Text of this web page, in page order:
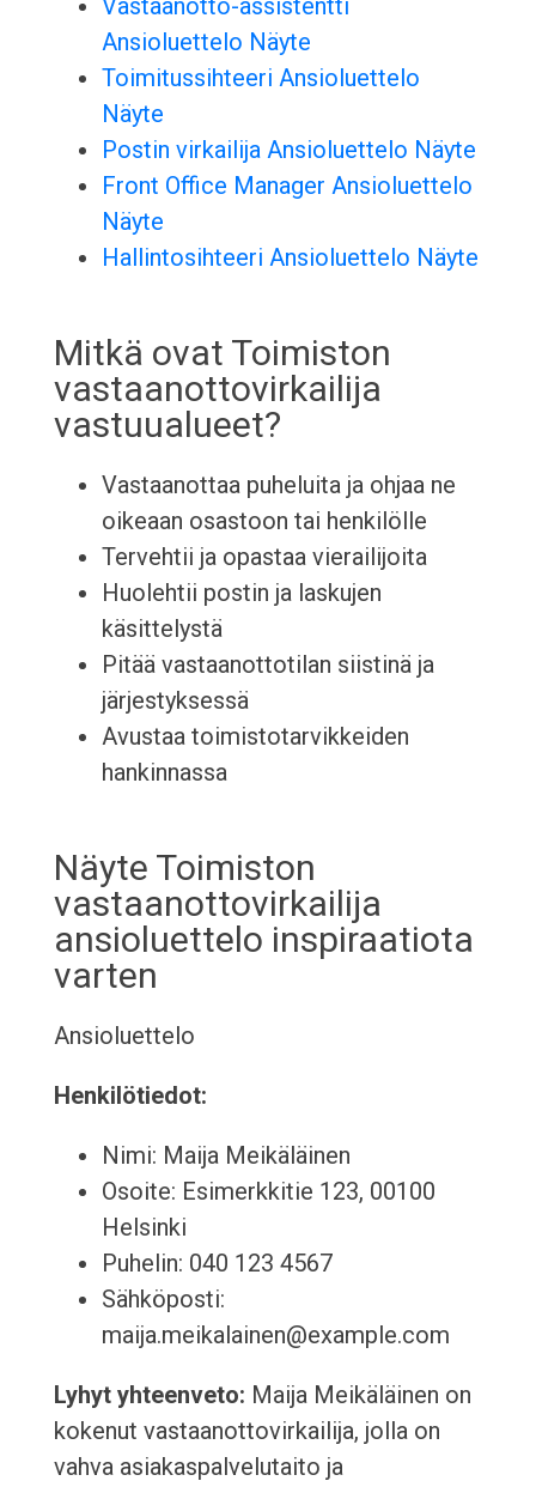
Vastaanotto-assistentti
Ansioluettelo Näyte
Toimitussihteeri Ansioluettelo
Näyte
Postin virkailija Ansioluettelo Näyte
Front Office Manager Ansioluettelo
Näyte
Hallintosihteeri Ansioluettelo Näyte
Mitkä ovat Toimiston
vastaanottovirkailija
vastuualueet?
Vastaanottaa puheluita ja ohjaa ne
oikeaan osastoon tai henkilölle
Tervehtii ja opastaa vierailijoita
Huolehtii postin ja laskujen
käsittelystä
Pitää vastaanottotilan siistinä ja
järjestyksessä
Avustaa toimistotarvikkeiden
hankinnassa
Näyte Toimiston
vastaanottovirkailija
ansioluettelo inspiraatiota
varten
Ansioluettelo
Henkilötiedot:
Nimi: Maija Meikäläinen
Osoite: Esimerkkitie 123, 00100
Helsinki
Puhelin: 040 123 4567
Sähköposti:
maija.meikalainen@example.com
Lyhyt yhteenveto: Maija Meikäläinen on
kokenut vastaanottovirkailija, jolla on
vahva asiakaspalvelutaito ja